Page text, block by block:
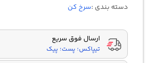
دسته بندی :سرخ کن
ارسال فوق سریع
تیپاکس؛ پست؛ پیک